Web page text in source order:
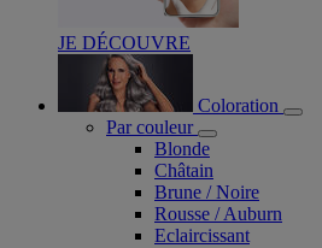
JE DÉCOUVRE
Coloration
Par couleur
Blonde
Châtain
Brune / Noire
Rousse / Auburn
Eclaircissant